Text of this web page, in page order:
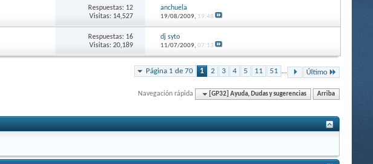
Respuestas: 12
Visitas: 14,527
anchuela
19/08/2009, 19:48
Respuestas: 16
Visitas: 20,189
dj syto
11/07/2009, 07:13
Página 1 de 70 1 2 3 4 5 11 51 ... Último
Navegación rápida [GP32] Ayuda, Dudas y sugerencias Arriba